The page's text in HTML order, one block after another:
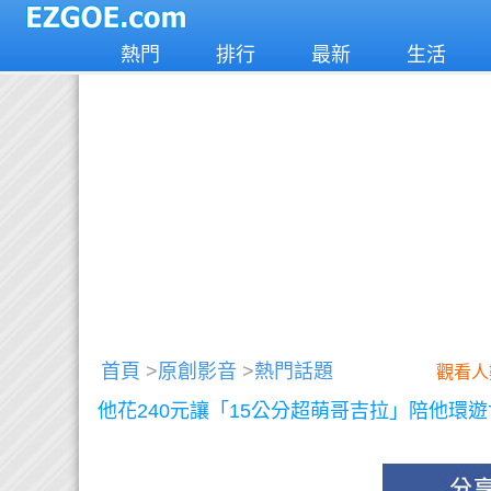
熱門 排行 最新 生活
首頁 >原創影音 >熱門話題 觀看
他花240元讓「15公分超萌哥吉拉」陪他環